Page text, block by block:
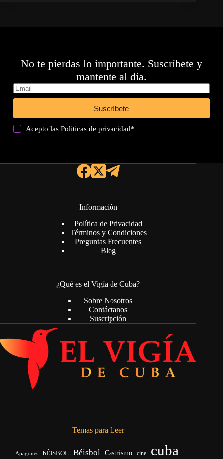
No te pierdas lo importante. Suscríbete y
mantente al día.
Suscríbete
Acepto lasPoliticas de privacidad*
Información
Política de Privacidad
Términos y Condiciones
Preguntas Frecuentes
Blog
¿Qué es el Vigía de Cuba?
Sobre Nosotros
Contáctanos
Suscripción
Temas para Leer
Apagones bÉISBOL Béisbol Castrismo cine cuba